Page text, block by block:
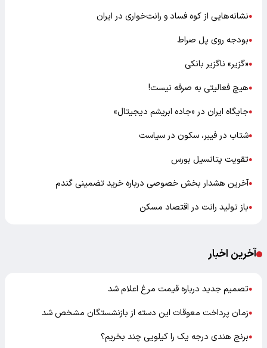
●نشانه‌هایی از کوه فساد و رانت‌خواری در ایران
●بودجه روی پل صراط
●«گزیر» ناگزیر بانکی
●هیچ فعالیتی به صرفه نیست!
●جایگاه ایران در «جاده ابریشم دیجیتال»
●شتاب در فیبر، سکون در سیاست
●تقویت پتانسیل بورس
●آخرین هشدار بخش خصوصی درباره خرید تضمینی گندم
●باز تولید رانت در اقتصاد مسکن
آخرین اخبار
●تصمیم جدید درباره قیمت مرغ اعلام شد
●زمان پرداخت معوقات این دسته از بازنشستگان مشخص شد
●برنج هندی درجه یک را کیلویی چند بخریم؟